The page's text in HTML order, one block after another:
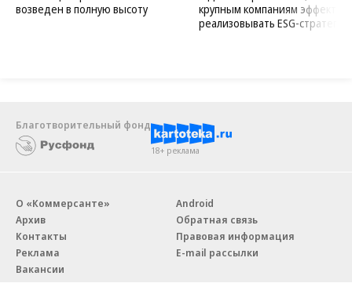
возведен в полную высоту
крупным компаниям
реализовывать ESG-стратегию
Благотворительный фонд
18+ реклама
О «Коммерсанте»
Архив
Контакты
Реклама
Вакансии
Android
Обратная связь
Правовая информация
E-mail рассылки